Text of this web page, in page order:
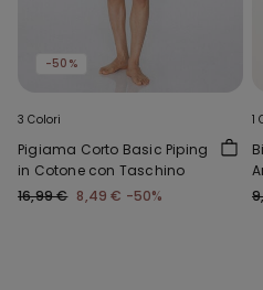
-50%
3 Colori
Pigiama Corto Basic Piping
in Cotone con Taschino
16,99 € 8,49 € -50%
1